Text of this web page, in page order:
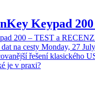
Keypad
200 – TEST a
na cesty Monday, 27
řešení klasického
je v praxi?